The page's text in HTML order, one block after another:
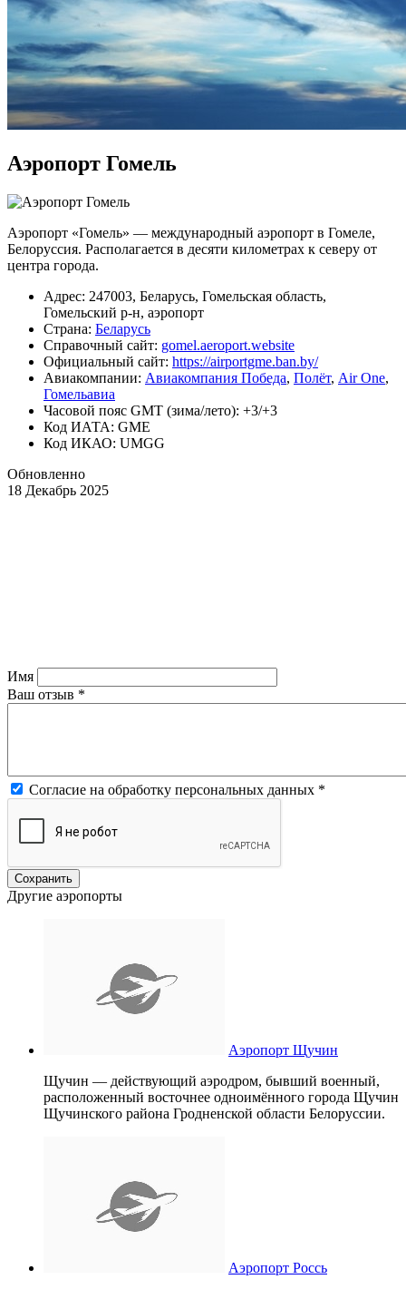
Аэропорт Гомель
Аэропорт «Гомель» — международный аэропорт в Гомеле,
Белоруссия. Располагается в десяти километрах к северу от
центра города.
Адрес: 247003, Беларусь, Гомельская область,
Гомельский р-н, аэропорт
Страна: Беларусь
Справочный сайт: gomel.aeroport.website
Официальный cайт: https://airportgme.ban.by/
Авиакомпании: Авиакомпания Победа, Полёт, Air One,
Гомельавиа
Часовой пояс GMT (зима/лето): +3/+3
Код ИАТА: GME
Код ИКАО: UMGG
Обновленно
18 Декабрь 2025
Имя
Ваш отзыв *
Согласие на обработку персональных данных *
Другие аэропорты
Аэропорт Щучин
Щучин — действующий аэродром, бывший военный,
расположенный восточнее одноимённого города Щучин
Щучинского района Гродненской области Белоруссии.
Аэропорт Россь